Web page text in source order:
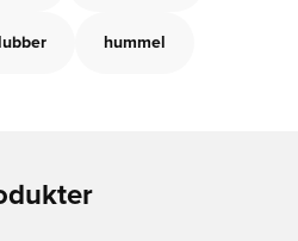
hummel